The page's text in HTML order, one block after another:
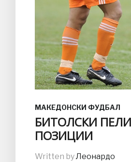
МАКЕДОНСКИ ФУДБАЛ
БИТОЛСКИ
ПОЗИЦИИ
Written byЛеонардо